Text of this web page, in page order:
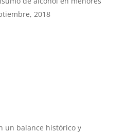
2018
un balance histórico y